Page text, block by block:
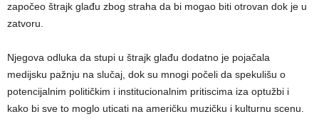
započeo štrajk glađu zbog straha da bi mogao biti otrovan dok je u
zatvoru.
Njegova odluka da stupi u štrajk glađu dodatno je pojačala
medijsku pažnju na slučaj, dok su mnogi počeli da spekulišu o
potencijalnim političkim i institucionalnim pritiscima iza optužbi i
kako bi sve to moglo uticati na američku muzičku i kulturnu scenu.